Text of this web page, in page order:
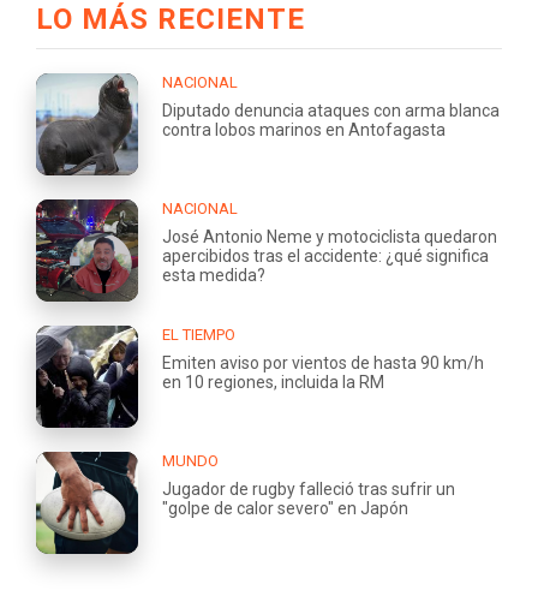
LO MÁS RECIENTE
NACIONAL
Diputado denuncia ataques con arma blanca
contra lobos marinos en Antofagasta
NACIONAL
José Antonio Neme y motociclista quedaron
apercibidos tras el accidente: ¿qué significa
esta medida?
EL TIEMPO
Emiten aviso por vientos de hasta 90 km/h
en 10 regiones, incluida la RM
MUNDO
Jugador de rugby falleció tras sufrir un
"golpe de calor severo" en Japón